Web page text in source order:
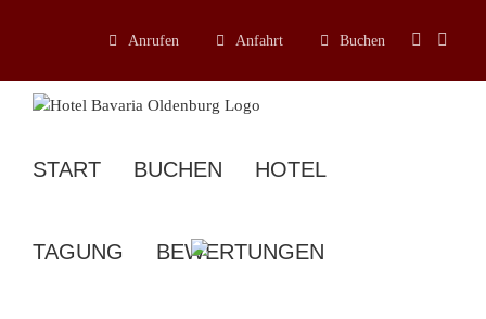
Anrufen Anfahrt Buchen
START BUCHEN HOTEL
TAGUNG BEWERTUNGEN